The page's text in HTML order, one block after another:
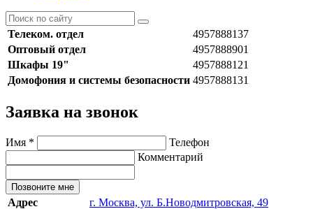
Телеком. отдел
4957888137
Оптовый отдел
4957888901
Шкафы 19"
4957888121
Домофония и системы безопасности 4957888131
Заявка на звонок
Имя *
Телефон
Комментарий
Позвоните мне
Адрес
г. Москва, ул. Б.Новодмитровская, 49